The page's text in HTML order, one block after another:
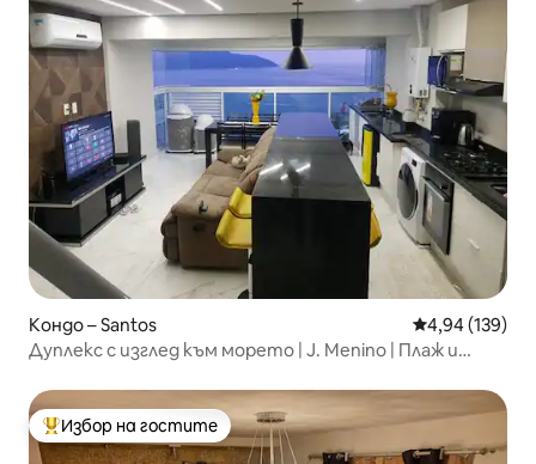
Кондо – Santos Средна
4,94 (139)
Дуплекс с изглед към морето | J. Menino | Плаж и
Най-популярен избор на гостите
Избор на гостите